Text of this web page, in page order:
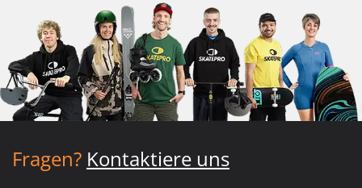
Fragen? Kontaktiere uns